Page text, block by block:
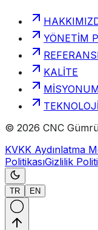
YÖNETİM
KALİTE
© 2026 CNC
KVKK Aydınlatma
PolitikasıGizlilik
TR EN